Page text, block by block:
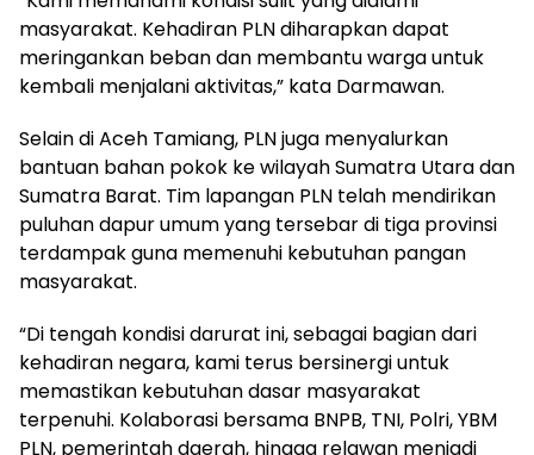
masyarakat. Kehadiran PLN diharapkan dapat
meringankan beban dan membantu warga untuk
kembali menjalani aktivitas,” kata Darmawan.
Selain di Aceh Tamiang, PLN juga menyalurkan
bantuan bahan pokok ke wilayah Sumatra Utara dan
Sumatra Barat. Tim lapangan PLN telah mendirikan
puluhan dapur umum yang tersebar di tiga provinsi
terdampak guna memenuhi kebutuhan pangan
masyarakat.
“Di tengah kondisi darurat ini, sebagai bagian dari
kehadiran negara, kami terus bersinergi untuk
memastikan kebutuhan dasar masyarakat
terpenuhi. Kolaborasi bersama BNPB, TNI, Polri, YBM
PLN, pemerintah daerah, hingga relawan menjadi